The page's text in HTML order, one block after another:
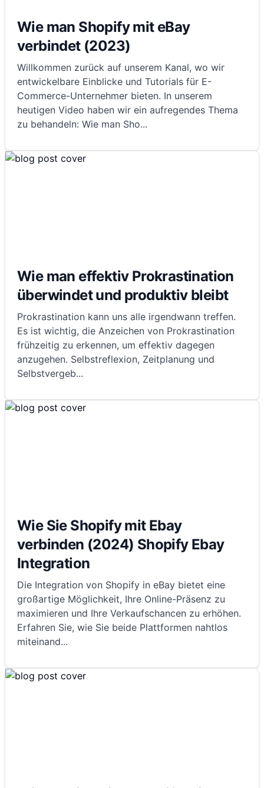
Wie man Shopify mit eBay
verbindet (2023)
Willkommen zurück auf unserem Kanal, wo wir
entwickelbare Einblicke und Tutorials für E-
Commerce-Unternehmer bieten. In unserem
heutigen Video haben wir ein aufregendes Thema
zu behandeln: Wie man Sho...
Wie man effektiv Prokrastination
überwindet und produktiv bleibt
Prokrastination kann uns alle irgendwann treffen.
Es ist wichtig, die Anzeichen von Prokrastination
frühzeitig zu erkennen, um effektiv dagegen
anzugehen. Selbstreflexion, Zeitplanung und
Selbstvergeb...
Wie Sie Shopify mit Ebay
verbinden (2024) Shopify Ebay
Integration
Die Integration von Shopify in eBay bietet eine
großartige Möglichkeit, Ihre Online-Präsenz zu
maximieren und Ihre Verkaufschancen zu erhöhen.
Erfahren Sie, wie Sie beide Plattformen nahtlos
miteinand...